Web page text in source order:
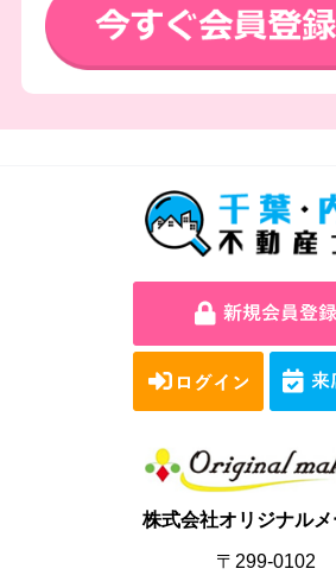
株式会社オリジナル
〒299-0102